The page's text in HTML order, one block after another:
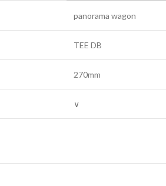
panorama wagon
TEE DB
270mm
∨